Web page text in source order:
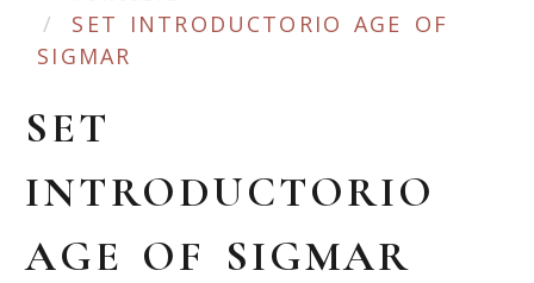
SET INTRODUCTORIO AGE OF
SIGMAR
SET
INTRODUCTORIO
AGE OF SIGMAR